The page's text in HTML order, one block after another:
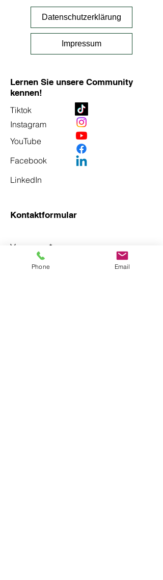
Datenschutzerklärung
Impressum
Lernen Sie unsere Community
kennen!
Tiktok
Instagram
YouTube
Facebook
LinkedIn
Kontaktformular
Vorname *
Phone Email